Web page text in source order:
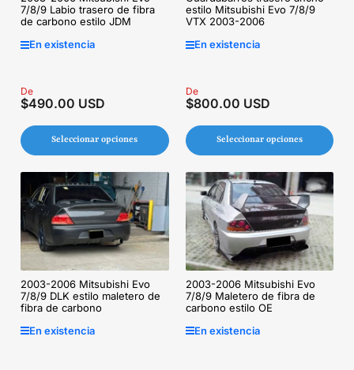
7/8/9 Labio trasero de fibra
de carbono estilo JDM
En existencia
Precio
regular
De
$490.00 USD
Seleccionar opciones
estilo Mitsubishi Evo 7/8/9
VTX 2003-2006
En existencia
Precio
regular
De
$800.00 USD
Seleccionar opciones
2003-2006 Mitsubishi Evo
7/8/9 DLK estilo maletero de
fibra de carbono
En existencia
2003-2006 Mitsubishi Evo
7/8/9 Maletero de fibra de
carbono estilo OE
En existencia